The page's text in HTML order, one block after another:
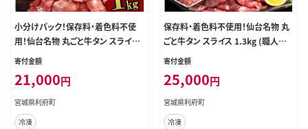
小分けパック！保存料・着色料不使
用！仙台名物 丸ごと牛タン スライス
1kg（200g×5パック）塩コショウ味
寄付金額
21,000円
宮城県利府町
冷凍
保存料・着色料不使用！仙台名物 丸
ごと牛タン スライス 1.3kg (職人仕
込み特製塩付) 牛たん [牛たん タン
寄付金額
25,000円
宮城県利府町
冷凍